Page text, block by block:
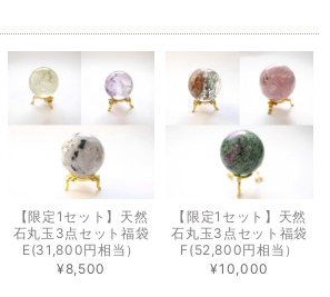
【限定1セット】天然
石丸玉3点セット福袋
E(31,800円相当）
¥8,500
【限定1セット】天然
石丸玉3点セット福袋
F(52,800円相当）
¥10,000